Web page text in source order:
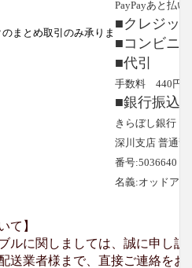
まとめ取引のみ承りま
PayPayあと払い
■クレジッ
■コンビニ
■代引
手数料 440円と
■銀行振込
きらぼし銀行
深川支店 普通預
番号:5036640
名義:オッドア
て】
ルに関しましては、誠に申し
送業者様まで、直接ご連絡を